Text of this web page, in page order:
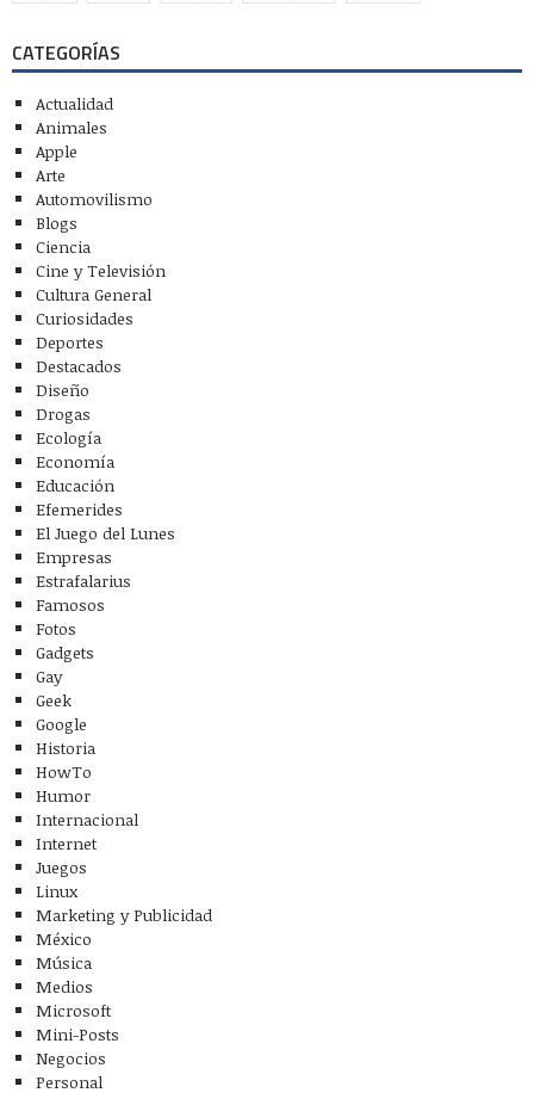
CATEGORÍAS
Actualidad
Animales
Apple
Arte
Automovilismo
Blogs
Ciencia
Cine y Televisión
Cultura General
Curiosidades
Deportes
Destacados
Diseño
Drogas
Ecología
Economía
Educación
Efemerides
El Juego del Lunes
Empresas
Estrafalarius
Famosos
Fotos
Gadgets
Gay
Geek
Google
Historia
HowTo
Humor
Internacional
Internet
Juegos
Linux
Marketing y Publicidad
México
Música
Medios
Microsoft
Mini-Posts
Negocios
Personal